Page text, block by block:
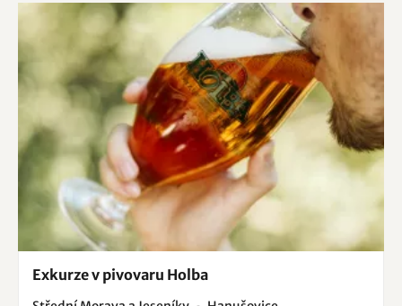
Exkurze v pivovaru Holba